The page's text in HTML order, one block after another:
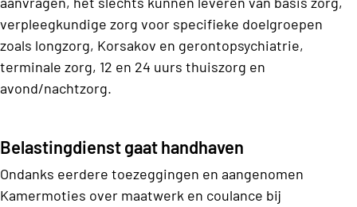
verpleegkundige zorg voor specifieke doelgroepen
zoals longzorg, Korsakov en gerontopsychiatrie,
terminale zorg, 12 en 24 uurs thuiszorg en
avond/nachtzorg.
Belastingdienst gaat handhaven
Ondanks eerdere toezeggingen en aangenomen
Kamermoties over maatwerk en coulance bij